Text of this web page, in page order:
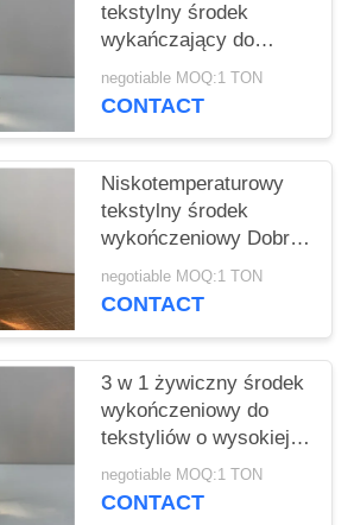
tekstylny środek
wykańczający do
procesu marszczenia
negotiable MOQ:1 TON
CONTACT
Niskotemperaturowy
tekstylny środek
wykończeniowy Dobre
utrwalenie koloru i
dotyk
negotiable MOQ:1 TON
CONTACT
3 w 1 żywiczny środek
wykończeniowy do
tekstyliów o wysokiej
wydajności i sile
rozciągającej
negotiable MOQ:1 TON
CONTACT